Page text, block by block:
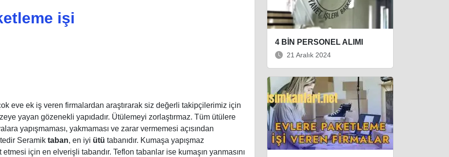
işi
eve ek iş veren firmalardan araştırarak siz değerli takipçilerimiz için
yayan gözenekli yapıdadır. Ütülemeyi zorlaştırmaz. Tüm ütülere
yapışmaması, yakmaması ve zarar vermemesi açısından
Seramik taban, en iyi ütü tabanıdır. Kumaşa yapışmaz
için en elverişli tabandır. Teflon tabanlar ise kumaşın yanmasını
4 BİN PERSONEL ALIMI
21 Aralık 2024